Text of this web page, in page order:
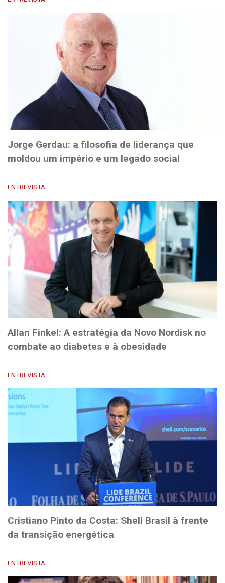
Jorge Gerdau: a filosofia de liderança que
moldou um império e um legado social
ENTREVISTA
Allan Finkel: A estratégia da Novo Nordisk no
combate ao diabetes e à obesidade
ENTREVISTA
Cristiano Pinto da Costa: Shell Brasil à frente
da transição energética
ENTREVISTA